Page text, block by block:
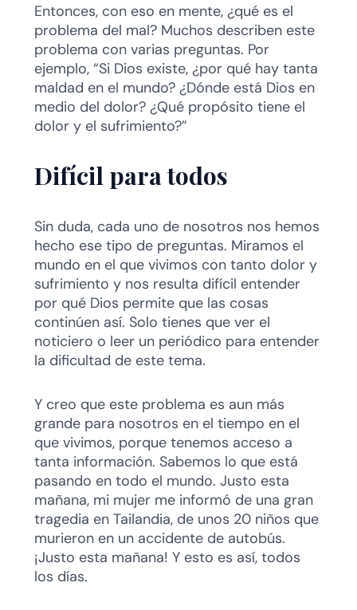
Entonces, con eso en mente, ¿qué es el
problema del mal? Muchos describen este
problema con varias preguntas. Por
ejemplo, “Si Dios existe, ¿por qué hay tanta
maldad en el mundo? ¿Dónde está Dios en
medio del dolor? ¿Qué propósito tiene el
dolor y el sufrimiento?”
Difícil para todos
Sin duda, cada uno de nosotros nos hemos
hecho ese tipo de preguntas. Miramos el
mundo en el que vivimos con tanto dolor y
sufrimiento y nos resulta difícil entender
por qué Dios permite que las cosas
continúen así. Solo tienes que ver el
noticiero o leer un periódico para entender
la dificultad de este tema.
Y creo que este problema es aun más
grande para nosotros en el tiempo en el
que vivimos, porque tenemos acceso a
tanta información. Sabemos lo que está
pasando en todo el mundo. Justo esta
mañana, mi mujer me informó de una gran
tragedia en Tailandia, de unos 20 niños que
murieron en un accidente de autobús.
¡Justo esta mañana! Y esto es así, todos
los días.